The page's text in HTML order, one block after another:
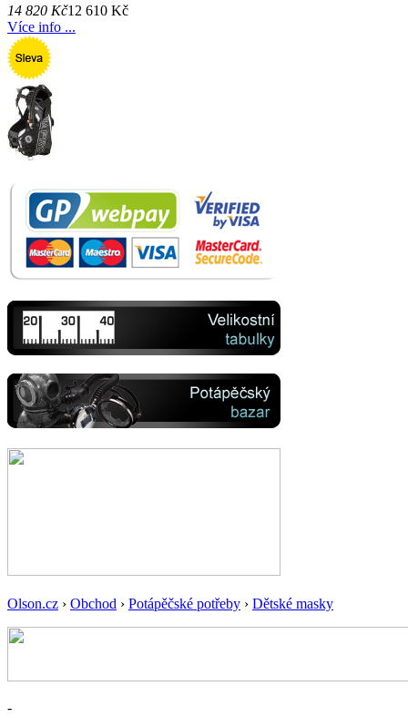
14 820 Kč12 610 Kč
Více info ...
Olson.cz › Obchod › Potápěčské potřeby › Dětské masky
-